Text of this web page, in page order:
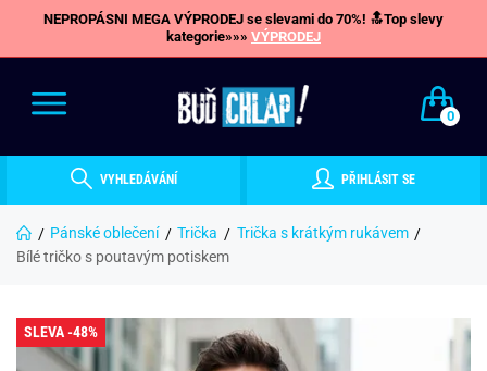
NEPROPÁSNI MEGA VÝPRODEJ se slevami do 70%! 🔝Top slevy
kategorie»»» VÝPRODEJ
0
VYHLEDÁVÁNÍ PŘIHLÁSIT SE
Pánské oblečení Trička
Trička s krátkým rukávem
Bílé tričko s poutavým potiskem
SLEVA -48%